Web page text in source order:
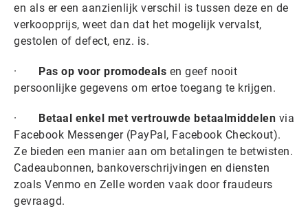
en als er een aanzienlijk verschil is tussen deze en de
verkoopprijs, weet dan dat het mogelijk vervalst,
gestolen of defect, enz. is.
· Pas op voor promodeals en geef nooit
persoonlijke gegevens om ertoe toegang te krijgen.
· Betaal enkel met vertrouwde betaalmiddelen via
Facebook Messenger (PayPal, Facebook Checkout).
Ze bieden een manier aan om betalingen te betwisten.
Cadeaubonnen, bankoverschrijvingen en diensten
zoals Venmo en Zelle worden vaak door fraudeurs
gevraagd.